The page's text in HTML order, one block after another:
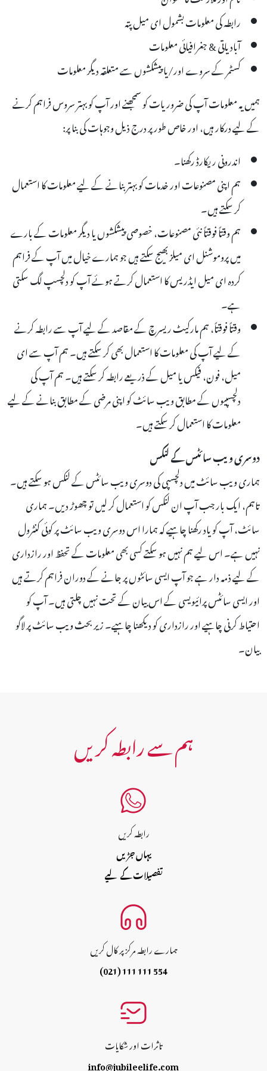
رابطہ کی معلومات بشمول ای میل پتہ
آبادیاتی & جغرافیائی معلومات
کسٹمر کے سروے اور/یا پیشکشوں سے متعلقہ دیگر معلومات
ہمیں یہ معلومات آپ کی ضروریات کو سمجھنے اور آپ کو بہتر سروس فراہم کرنے
کے لیے درکار ہیں، اور خاص طور پر درج ذیل وجوہات کی بنا پر:
اندرونی ریکارڈ رکھنا۔
ہم اپنی مصنوعات اور خدمات کو بہتر بنانے کے لیے معلومات کا استعمال
کر سکتے ہیں۔
ہم وقتاً فوقتاً نئی مصنوعات، خصوصی پیشکشوں یا دیگر معلومات کے بارے
میں پروموشنل ای میلز بھیج سکتے ہیں جو ہمارے خیال میں آپ کے فراہم
کردہ ای میل ایڈریس کا استعمال کرتے ہوئے آپ کو دلچسپ لگ سکتی
ہے۔
وقتاً فوقتاً، ہم مارکیٹ ریسرچ کے مقاصد کے لیے آپ سے رابطہ کرنے
کے لیے آپ کی معلومات کا استعمال بھی کر سکتے ہیں۔ ہم آپ سے ای
میل، فون، فیکس یا میل کے ذریعے رابطہ کر سکتے ہیں۔ ہم آپ کی
دلچسپیوں کے مطابق ویب سائٹ کو اپنی مرضی کے مطابق بنانے کے لیے
معلومات کا استعمال کر سکتے ہیں۔
دوسری ویب سائٹس کے لنکس
ہماری ویب سائٹ میں دلچسپی کی دوسری ویب سائٹس کے لنکس ہو سکتے ہیں۔
تاہم، ایک بار جب آپ ان لنکس کو استعمال کر لیں تو چھوڑ دیں۔ ہماری
سائٹ، آپ کو یاد رکھنا چاہیے کہ ہمارا اس دوسری ویب سائٹ پر کوئی کنٹرول
نہیں ہے۔ اس لیے ہم نہیں ہو سکتے کسی بھی معلومات کے تحفظ اور رازداری
کے لیے ذمہ دار ہے جو آپ ایسی سائٹوں پر جانے کے دوران فراہم کرتے ہیں
اور ایسی سائٹس پرائیویسی کے اس بیان کے تحت نہیں چلتی ہیں۔ آپ کو
احتیاط کرنی چاہیے اور رازداری کو دیکھنا چاہیے۔ زیر بحث ویب سائٹ پر لاگو
بیان۔
تاثرات اور شکایات
info@jubileelife.com
ہمارے رابطہ مرکز پر کال کریں
(021) 111 111 554
رابطہ کریں
یہاں جڑیں
تفصیلات کے لیے
ہم سے رابطہ کریں